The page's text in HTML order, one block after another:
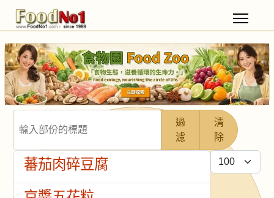
過
濾
清
除
每頁顯示條數
蕃茄肉碎豆腐